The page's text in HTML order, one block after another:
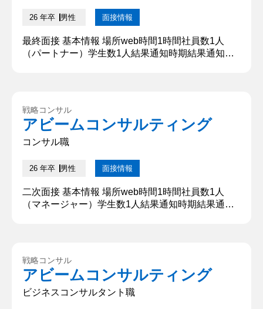
26 年卒 男性 面接情報
最終面接 基本情報 場所web時間1時間社員数1人
（パートナー）学生数1人結果通知時期結果通知方
中で私の役職は副部長という立場で、より技術に近
いところの指導を行ってきました。副部長として、
主にテニスノートの導入...
戦略コンサル
アビームコンサルティング
コンサル職
26 年卒 男性 面接情報
二次面接 基本情報 場所web時間1時間社員数1人
（マネージャー）学生数1人結果通知時期結果通知
年間、パソコン系のインターンをしてきました。本
日はよろしくお願いいたします。 ②学生時代に力を
入れて取り組んだこ...
戦略コンサル
アビームコンサルティング
ビジネスコンサルタント職